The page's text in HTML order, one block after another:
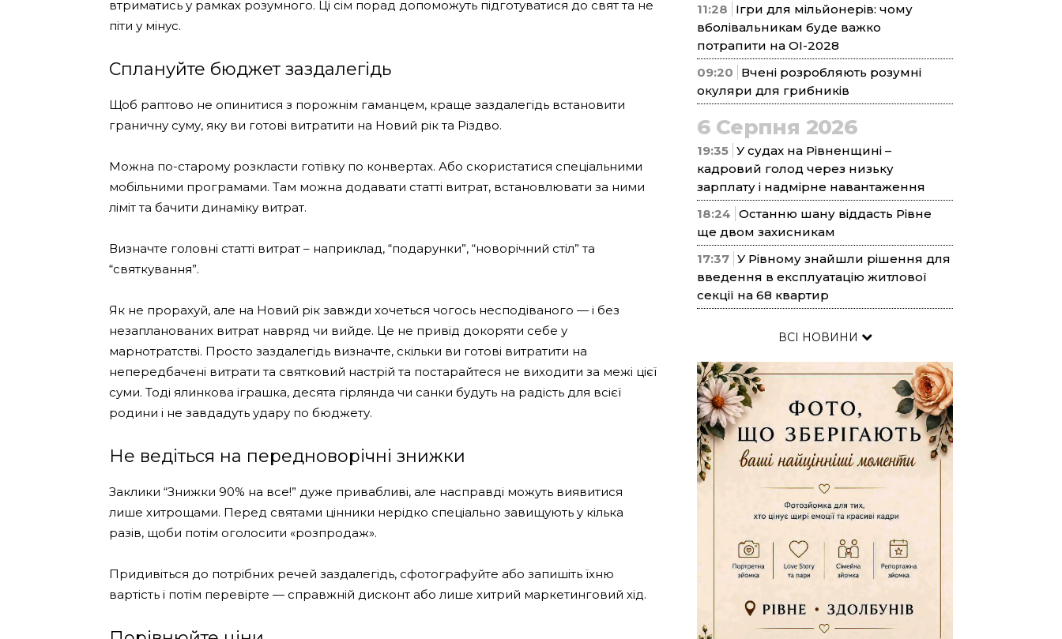
втриматись у рамках розумного. Ці сім порад допоможуть підготуватися до свят та не
піти у мінус.
Сплануйте бюджет заздалегідь
Щоб раптово не опинитися з порожнім гаманцем, краще заздалегідь встановити
граничну суму, яку ви готові витратити на Новий рік та Різдво.
Можна по-старому розкласти готівку по конвертах. Або скористатися спеціальними
мобільними програмами. Там можна додавати статті витрат, встановлювати за ними
ліміт та бачити динаміку витрат.
Визначте головні статті витрат – наприклад, “подарунки”, “новорічний стіл” та
“святкування”.
Як не прорахуй, але на Новий рік завжди хочеться чогось несподіваного — і без
незапланованих витрат навряд чи вийде. Це не привід докоряти себе у
марнотратстві. Просто заздалегідь визначте, скільки ви готові витратити на
непередбачені витрати та святковий настрій та постарайтеся не виходити за межі цієї
суми. Тоді ялинкова іграшка, десята гірлянда чи санки будуть на радість для всієї
родини і не завдадуть удару по бюджету.
Не ведіться на передноворічні знижки
Заклики “Знижки 90% на все!” дуже привабливі, але насправді можуть виявитися
лише хитрощами. Перед святами цінники нерідко спеціально завищують у кілька
разів, щоби потім оголосити «розпродаж».
Придивіться до потрібних речей заздалегідь, сфотографуйте або запишіть їхню
вартість і потім перевірте — справжній дисконт або лише хитрий маркетинговий хід.
11:28
Ігри для мільйонерів: чому
вболівальникам буде важко
потрапити на ОІ-2028
09:20
Вчені розробляють розумні
окуляри для грибників
6 Серпня 2026
19:35 У судах на Рівненщині –
кадровий голод через низьку
зарплату і надмірне навантаження
18:24 Останню шану віддасть Рівне
ще двом захисникам
17:37 У Рівному знайшли рішення для
введення в експлуатацію житлової
секції на 68 квартир
ВСІ НОВИНИ